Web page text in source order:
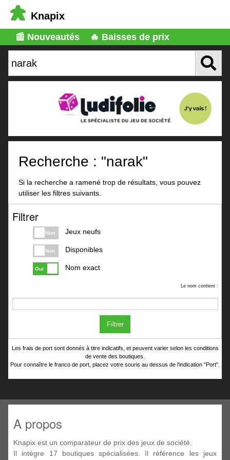
Knapix
📰 Nouveautés 🔥 Baisses de prix
Recherche : "narak"
Si la recherche a ramené trop de résultats, vous pouvez
utiliser les filtres suivants.
Filtrer
Non Jeux neufs
Non Disponibles
Oui Nom exact
Le nom contient :
Filtrer
Les frais de port sont donnés à titre indicatifs, et peuvent varier selon les conditions
de vente des boutiques.
Pour connaître le franco de port, placez votre souris au dessus de l'indication "Port".
A propos
Knapix est un comparateur de prix des jeux de société.
Il intègre 17 boutiques spécialisées. Il référence les jeux